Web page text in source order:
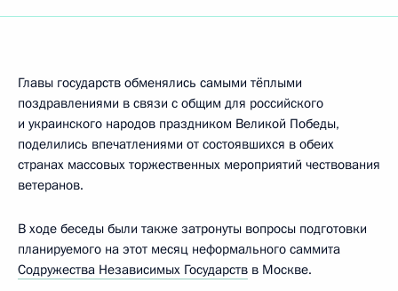
Главы государств обменялись самыми тёплыми
поздравлениями в связи с общим для российского
и украинского народов праздником Великой Победы,
поделились впечатлениями от состоявшихся в обеих
странах массовых торжественных мероприятий чествования
ветеранов.
В ходе беседы были также затронуты вопросы подготовки
планируемого на этот месяц неформального саммита
Содружества Независимых Государств в Москве.